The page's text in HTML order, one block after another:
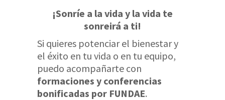
¡Sonríe a la vida y la vida te
sonreirá a ti!
Si quieres potenciar el bienestar y
el éxito en tu vida o en tu equipo,
puedo acompañarte con
formaciones y conferencias
bonificadas por FUNDAE.